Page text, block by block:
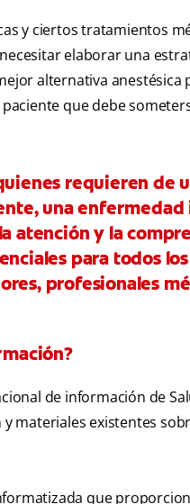
y ciertos tratamientos
elaborar una
alternativa
que debe
requieren de
una enfermedad
atención y la
para todos
profesionales
de información de
materiales existentes
que